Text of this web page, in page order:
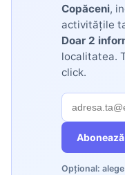
Copăceni,
activitățile
Doar 2
localitatea.
click.
Opțional: